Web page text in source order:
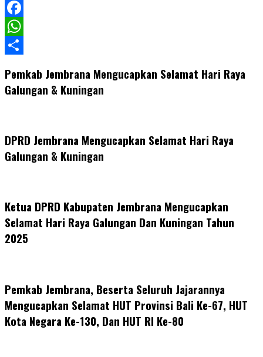
LinkedIn
Facebook
WhatsApp
Pemkab Jembrana Mengucapkan Selamat Hari Raya
Galungan & Kuningan
DPRD Jembrana Mengucapkan Selamat Hari Raya
Galungan & Kuningan
Ketua DPRD Kabupaten Jembrana Mengucapkan
Selamat Hari Raya Galungan Dan Kuningan Tahun
2025
Pemkab Jembrana, Beserta Seluruh Jajarannya
Mengucapkan Selamat HUT Provinsi Bali Ke-67, HUT
Kota Negara Ke-130, Dan HUT RI Ke-80